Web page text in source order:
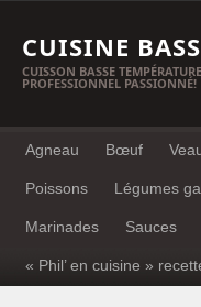
CUISINE
CUISSON BASSE
PROFESSIONNEL PASSIONNÉ!
Agneau Bœuf
Poissons Légumes
Marinades Sauces
« Phil’ en cuisine »